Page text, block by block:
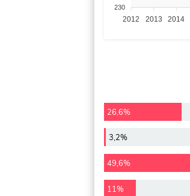
230
2012 2013 2014
26,6%
3,2%
49,6%
11%